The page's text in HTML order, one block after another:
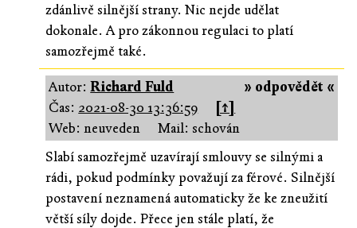
zdánlivě silnější strany. Nic nejde udělat
dokonale. A pro zákonnou regulaci to platí
samozřejmě také.
» odpovědět «
Autor:Richard Fuld
Čas: 2021-08-30 13:36:59
[↑]
Web: neuveden
Mail: schován
Slabí samozřejmě uzavírají smlouvy se silnými a
rádi, pokud podmínky považují za férové. Silnější
postavení neznamená automaticky že ke zneužití
větší síly dojde. Přece jen stále platí, že